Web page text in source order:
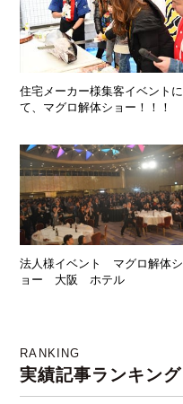
住宅メーカー様集客イベントに
て、マグロ解体ショー！！！
法人様イベント マグロ解体シ
ョー 大阪 ホテル
RANKING
実績記事ランキング